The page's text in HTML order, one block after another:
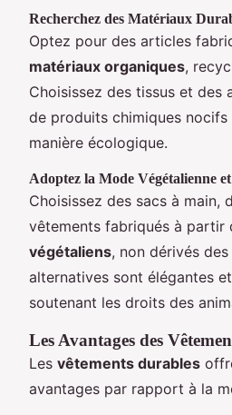
Recherchez des Matériaux
Optez pour des articles
matériaux organiques,
Choisissez des tissus et des
de produits chimiques
manière écologique.
Adoptez la Mode Végétalienne
Choisissez des sacs à main,
vêtements fabriqués à partir
végétaliens, non dérivés
alternatives sont élégantes
soutenant les droits des
Les Avantages des
Les vêtements durables
avantages par rapport à la